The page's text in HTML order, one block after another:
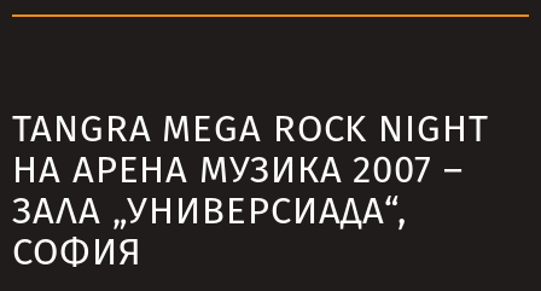
TANGRA MEGA ROCK NIGHT
НА АРЕНА МУЗИКА 2007 –
ЗАЛА „УНИВЕРСИАДА“,
СОФИЯ